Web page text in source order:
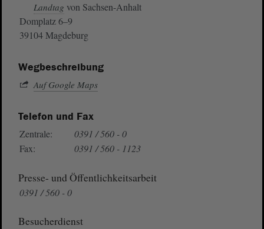
Landtag von Sachsen-Anhalt
Domplatz 6–9
39104 Magdeburg
Wegbeschreibung
Auf Google Maps
Telefon und Fax
Zentrale:
0391 / 560 - 0
Fax:
0391 / 560 - 1123
Presse- und Öffentlichkeitsarbeit
0391 / 560 - 0
Besucherdienst